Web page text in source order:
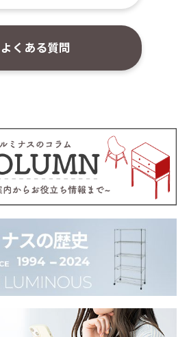
よくある質問